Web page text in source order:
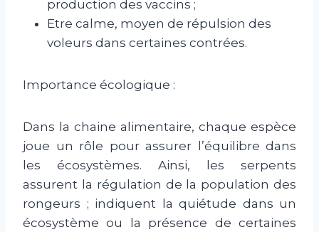
production des vaccins ;
Etre calme, moyen de répulsion des
voleurs dans certaines contrées.
Importance écologique :
Dans la chaine alimentaire, chaque espèce
joue un rôle pour assurer l’équilibre dans
les écosystèmes. Ainsi, les serpents
assurent la régulation de la population des
rongeurs ; indiquent la quiétude dans un
écosystème ou la présence de certaines